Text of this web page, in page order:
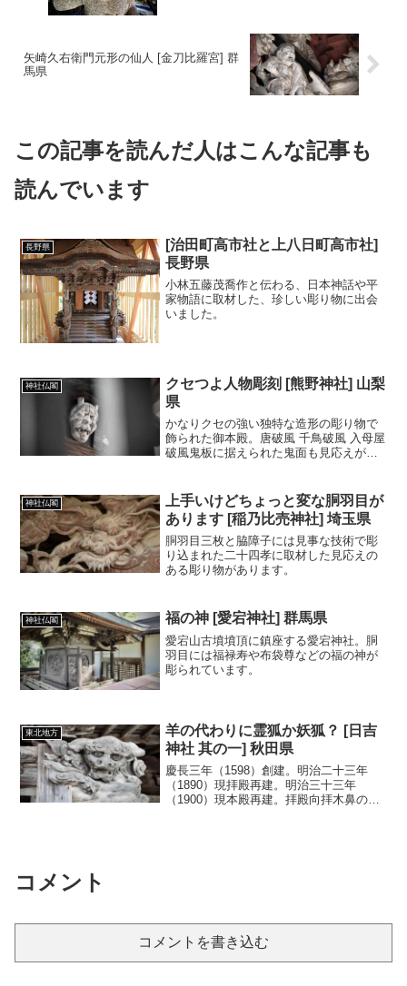
矢崎久右衛門元形の仙人 [金刀比羅宮] 群
馬県
この記事を読んだ人はこんな記事も
読んでいます
長野県
[治田町高市社と上八日町高市社]
長野県
小林五藤茂喬作と伝わる、日本神話や平
家物語に取材した、珍しい彫り物に出会
いました。
神社仏閣
クセつよ人物彫刻 [熊野神社] 山梨
県
かなりクセの強い独特な造形の彫り物で
飾られた御本殿。唐破風 千鳥破風 入母屋
破風鬼板に据えられた鬼面も見応えがあ
神社仏閣
上手いけどちょっと変な胴羽目が
あります [稲乃比売神社] 埼玉県
胴羽目三枚と脇障子には見事な技術で彫
り込まれた二十四孝に取材した見応えの
ある彫り物があります。
神社仏閣 福の神 [愛宕神社] 群馬県
愛宕山古墳墳頂に鎮座する愛宕神社。胴
羽目には福禄寿や布袋尊などの福の神が
彫られています。
東北地方
羊の代わりに霊狐か妖狐？ [日吉
神社 其の一] 秋田県
慶長三年（1598）創建。明治二十三年
（1890）現拝殿再建。明治三十三年
（1900）現本殿再建。拝殿向拝木鼻の獅
コメント
コメントを書き込む